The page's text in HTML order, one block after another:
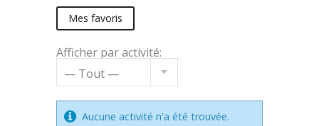
Mes favoris
Afficher par activité:
Aucune activité n'a été trouvée.